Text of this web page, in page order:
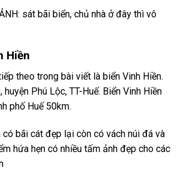
sát bãi biển, chủ nhà ở đây thì vô
Hiền
theo trong bài viết là biển Vinh Hiền.
huyện Phú Lộc, TT-Huế. Biển Vinh Hiền
phố Huế 50km.
bãi cát đẹp lại còn có vách núi đá và
hứa hẹn có nhiều tấm ảnh đẹp cho các